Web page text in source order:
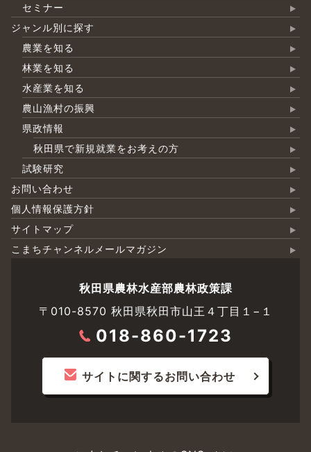
セミナー
ジャンル別に探す
農業を知る
林業を知る
水産業を知る
農山漁村の振興
県政情報
秋田県で新規就業をお考えの方
試験研究
お問い合わせ
個人情報保護方針
サイトマップ
こまちチャンネルメールマガジン
秋田県農林水産部農林政策課
〒010-8570 秋田県秋田市山王４丁目１−１
018-860-1723
サイトに関するお問い合わせ